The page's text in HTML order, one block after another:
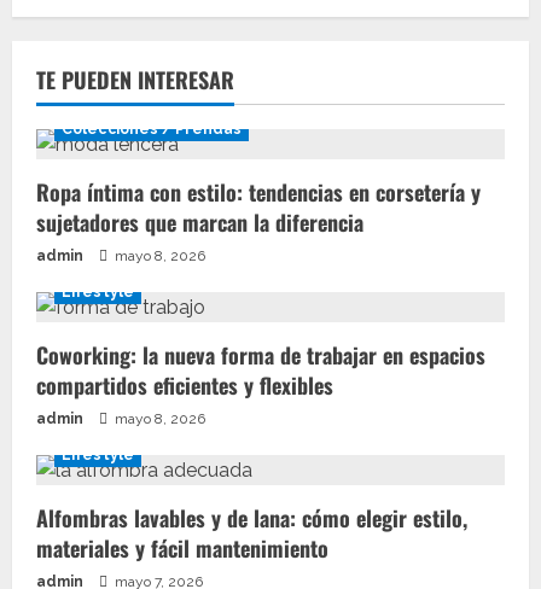
TE PUEDEN INTERESAR
Colecciones / Prendas
Ropa íntima con estilo: tendencias en corsetería y
sujetadores que marcan la diferencia
admin mayo 8, 2026
Lifestyle
Coworking: la nueva forma de trabajar en espacios
compartidos eficientes y flexibles
admin mayo 8, 2026
Lifestyle
Alfombras lavables y de lana: cómo elegir estilo,
materiales y fácil mantenimiento
admin mayo 7, 2026